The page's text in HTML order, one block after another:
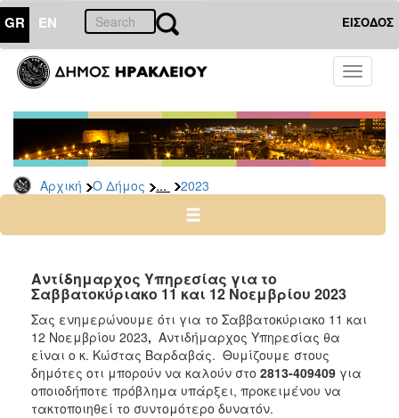
GR EN ΕΙΣΟΔΟΣ
Toggle
Αρχική Ο Δήμος ... 2023
ΔΗΜΟΣ
Δελτία
Τύπου
Αρχείο
2026
2024
2022
2021
2020
2019
2018
Αντίδημαρχος Υπηρεσίας για τo
Σαββατοκύριακο 11 και 12 Νοεμβρίου 2023
Σας ενημερώνουμε ότι για το Σαββατοκύριακο 11 και
12 Νοεμβρίου 2023, Αντιδήμαρχος Υπηρεσίας θα
είναι ο κ. Κώστας Βαρδαβάς. Θυμίζουμε στους
δημότες οτι μπορούν να καλούν στο 2813-409409 για
οποιοδήποτε πρόβλημα υπάρξει, προκειμένου να
τακτοποιηθεί το συντομότερο δυνατόν.